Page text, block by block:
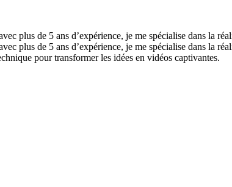
plus de 5 ans d’expérience, je me spécialise dans la
plus de 5 ans d’expérience, je me spécialise dans la
pour transformer les idées en vidéos captivantes.